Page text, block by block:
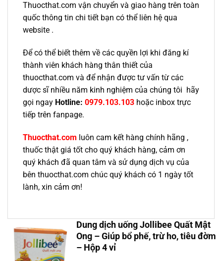
Thuocthat.com vận chuyển và giao hàng trên toàn
quốc thông tin chi tiết bạn có thể liên hệ qua
website .
Để có thể biết thêm về các quyền lợi khi đăng kí
thành viên khách hàng thân thiết của
thuocthat.com và để nhận được tư vấn từ các
dược sĩ nhiều năm kinh nghiệm của chúng tôi hãy
gọi ngay Hotline: 0979.103.103 hoặc inbox trực
tiếp trên fanpage.
Thuocthat.com luôn cam kết hàng chính hãng ,
thuốc thật giá tốt cho quý khách hàng, cảm ơn
quý khách đã quan tâm và sử dụng dịch vụ của
bên thuocthat.com chúc quý khách có 1 ngày tốt
lành, xin cảm ơn!
Dung dịch uống Jollibee Quất Mật
Ong – Giúp bổ phế, trừ ho, tiêu đờm
– Hộp 4 vỉ